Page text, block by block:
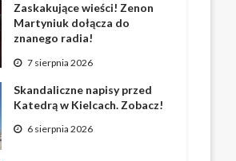
Zaskakujące wieści! Zenon
Martyniuk dołącza do
znanego radia!
7 sierpnia 2026
Skandaliczne napisy przed
Katedrą w Kielcach. Zobacz!
6 sierpnia 2026